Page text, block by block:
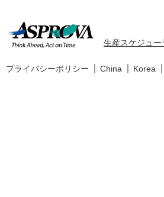
生産スケジュ
プライバシーポリシー China Korea